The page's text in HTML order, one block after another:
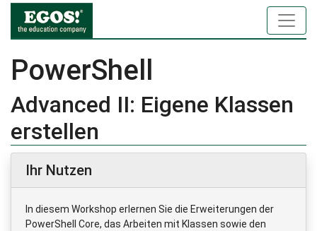
PowerShell
Advanced II: Eigene Klassen
erstellen
Ihr Nutzen
In diesem Workshop erlernen Sie die Erweiterungen der
PowerShell Core, das Arbeiten mit Klassen sowie den